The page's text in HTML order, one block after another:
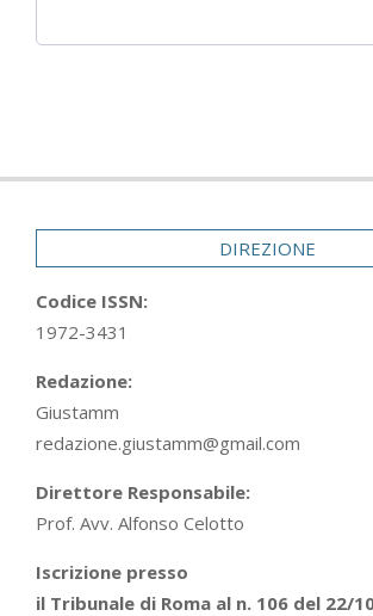
05-
DIREZIONE
Codice ISSN:
1972-3431
Redazione:
Giustamm
redazione.giustamm@gmail.com
Direttore Responsabile:
Prof. Avv. Alfonso Celotto
Iscrizione presso
il Tribunale di Roma al n. 106 del 22/